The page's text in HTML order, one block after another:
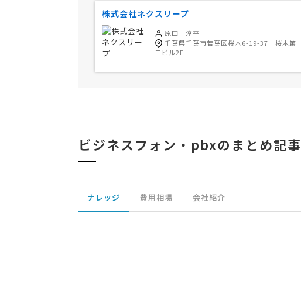
株式会社ネクスリープ
原田 淳平
千葉県千葉市若葉区桜木6-19-37 桜木第
二ビル2F
ビジネスフォン・pbxのまとめ記事
ナレッジ 費用相場 会社紹介